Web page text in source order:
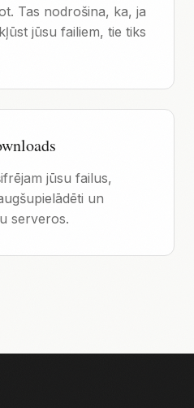
Tas nodrošina, ka, ja
jūsu failiem, tie tiks
jūsu failus,
un
serveros.